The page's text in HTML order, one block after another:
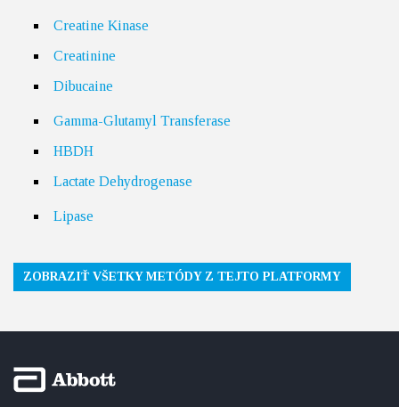
Creatine Kinase
Creatinine
Dibucaine
Gamma-Glutamyl Transferase
HBDH
Lactate Dehydrogenase
Lipase
ZOBRAZIŤ VŠETKY METÓDY Z TEJTO PLATFORMY